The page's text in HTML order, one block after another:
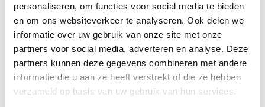
personaliseren, om functies voor social media te bieden
en om ons websiteverkeer te analyseren. Ook delen we
informatie over uw gebruik van onze site met onze
partners voor social media, adverteren en analyse. Deze
partners kunnen deze gegevens combineren met andere
informatie die u aan ze heeft verstrekt of die ze hebben
verzameld op basis van uw gebruik van hun services.
COMBIDEAL! -50%
Reusch Combideal
Fastgrip Infinity Junior
& Fastgrip Gold Junior
€98,90 Oorspronkelijke
prijs
was:
€89,01 Huidige
prijs
is: